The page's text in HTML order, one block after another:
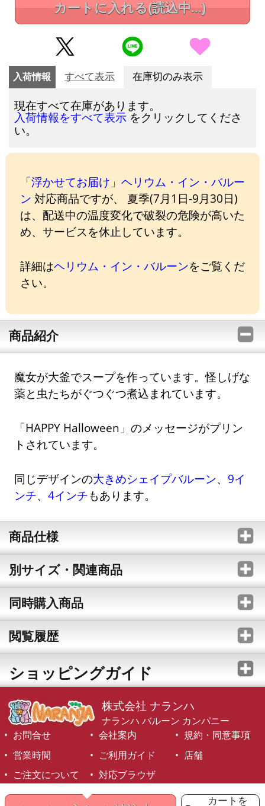
カートに入れる(読込中...)
カートを
入荷情報 すべて表示 在庫切のみ表示
現在すべて在庫があります。
入荷情報をすべて表示 をクリックしてくださ
い。
「浮かせてお届け」ヘリウム・イン・バルー
ン 対応商品ですが、 夏季(7月1日-9月30日)
は、配送中の温度変化で破裂の危険が高いた
め、サービスを休止しています。
詳細はヘリウム・イン・バルーンをご覧くだ
さい。
商品紹介
魔女が大釜でスープを作っています。怪しげな
薬と虫たちがぐつぐつ煮込まれています。
「HAPPY Halloween」のメッセージがプリン
トされています。
同じデザインの大きめシェイプバルーン、 9イ
ンチ、4インチもあります。
商品仕様
別サイズ・関連商品
同時購入商品
閲覧履歴
ショッピングガイド
株式会社 ナランハ
ナランハ バルーン カンパニー
お問合せ
会社案内
規約・同意事項
営業時間
ご利用ガイド
店舗
ご注文について
対応ブラウザ
©1999-2026 NARANJA Inc. All Rights Reserved.